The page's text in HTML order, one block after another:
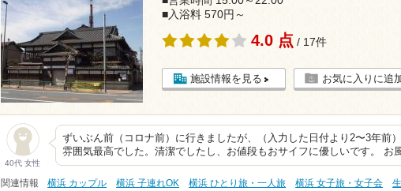
■入浴料 570円～
4.0 点 / 17件
施設情報を見る お気に入りに追
40代 女性
ずいぶん前（コロナ前）に行きましたが、（入力した日付より2〜3年前）
雰囲気最高でした。清潔でしたし、お値段もおサイフに優しいです。 お
関連情報 横浜 カップル 横浜 子連れOK 横浜 ひとり旅・一人旅 横浜 女子旅・女子会